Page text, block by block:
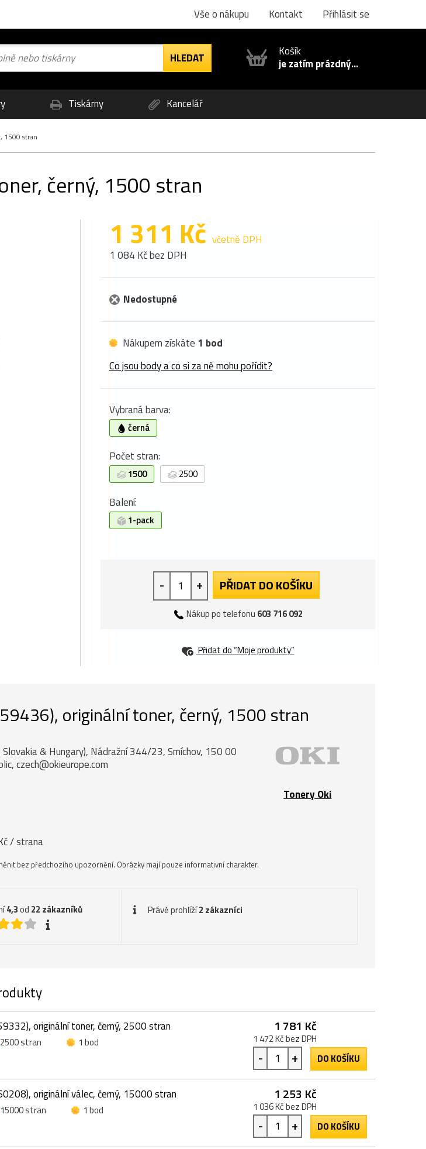
Vše o nákupu Kontakt Přihlásit se
Košík
je zatím prázdný...
Tiskárny Kancelář
1500 stran
černý, 1500 stran
1 311 Kč včetně DPH
1 084 Kč bez DPH
Nedostupné
Nákupem získáte 1 bod
Co jsou body a co si za ně mohu pořídit?
Vybraná barva:
černá
Počet stran:
1500 2500
Balení:
1-pack
- + PŘIDAT DO KOŠÍKU
Nákup po telefonu 603 716 092
Přidat do “Moje produkty”
originální toner, černý, 1500 stran
Tonery Oki
Slovakia & Hungary), Nádražní 344/23, Smíchov, 150 00
czech@okieurope.com
/ strana
bez předchozího upozornění. Obrázky mají pouze informativní charakter.
4,3od 22 zákazníků
Právě prohlíží2 zákazníci
originální toner, černý, 2500 stran
2500 stran
1 bod
1 781 Kč
1 472 Kč bez DPH
- + DO KOŠÍKU
originální válec, černý, 15000 stran
15000 stran
1 bod
1 253 Kč
1 036 Kč bez DPH
- + DO KOŠÍKU